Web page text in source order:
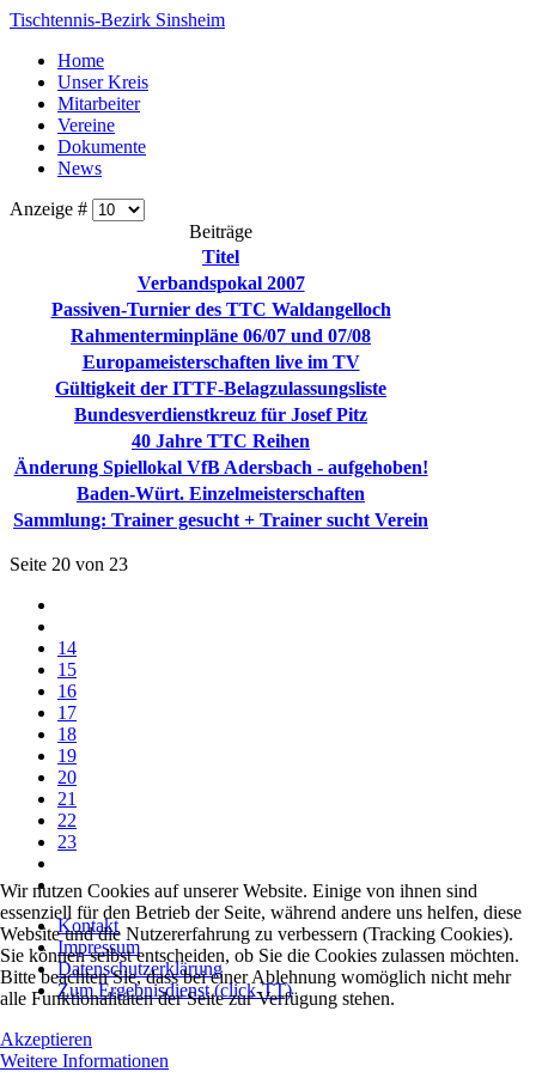
Tischtennis-Bezirk Sinsheim
Home
Unser Kreis
Mitarbeiter
Vereine
Dokumente
News
Anzeige #
Beiträge
Titel
Verbandspokal 2007
Passiven-Turnier des TTC Waldangelloch
Rahmenterminpläne 06/07 und 07/08
Europameisterschaften live im TV
Gültigkeit der ITTF-Belagzulassungsliste
Bundesverdienstkreuz für Josef Pitz
40 Jahre TTC Reihen
Änderung Spiellokal VfB Adersbach - aufgehoben!
Baden-Würt. Einzelmeisterschaften
Sammlung: Trainer gesucht + Trainer sucht Verein
Seite 20 von 23
14
15
16
17
18
19
20
21
22
23
Kontakt
Impressum
Datenschutzerklärung
Zum Ergebnisdienst (click-TT)
Wir nutzen Cookies auf unserer Website. Einige von ihnen sind
essenziell für den Betrieb der Seite, während andere uns helfen, diese
Website und die Nutzererfahrung zu verbessern (Tracking Cookies).
Sie können selbst entscheiden, ob Sie die Cookies zulassen möchten.
Bitte beachten Sie, dass bei einer Ablehnung womöglich nicht mehr
alle Funktionalitäten der Seite zur Verfügung stehen.
Akzeptieren
Weitere Informationen